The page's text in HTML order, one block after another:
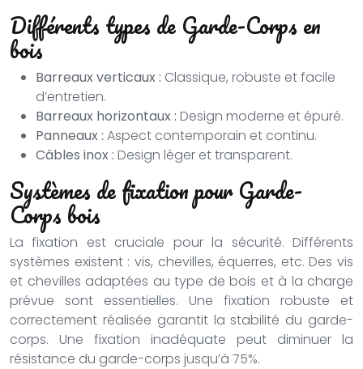
Différents types de Garde-Corps en
bois
Barreaux verticaux : Classique, robuste et facile
d’entretien.
Barreaux horizontaux : Design moderne et épuré.
Panneaux : Aspect contemporain et continu.
Câbles inox : Design léger et transparent.
Systèmes de fixation pour Garde-
Corps bois
La fixation est cruciale pour la sécurité. Différents
systèmes existent : vis, chevilles, équerres, etc. Des vis
et chevilles adaptées au type de bois et à la charge
prévue sont essentielles. Une fixation robuste et
correctement réalisée garantit la stabilité du garde-
corps. Une fixation inadéquate peut diminuer la
résistance du garde-corps jusqu’à 75%.